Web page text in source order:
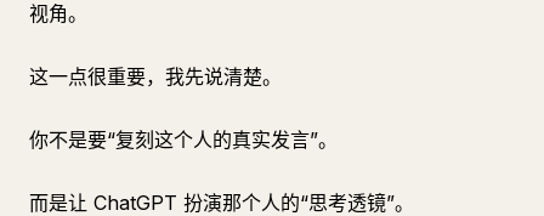
视角。
这一点很重要，我先说清楚。
你不是要“复刻这个人的真实发言”。
而是让 ChatGPT 扮演那个人的“思考透镜”。